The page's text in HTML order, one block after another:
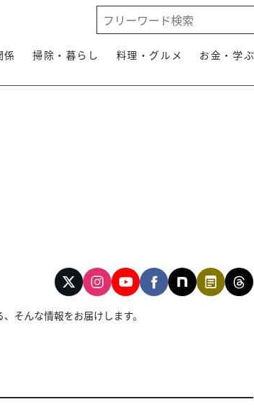
係 掃除・暮らし 料理・グルメ お金・学ぶ
そんな情報をお届けします。